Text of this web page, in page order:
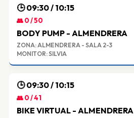
🕒 09:30 / 10:15
👥 0 / 50
BODY PUMP - ALMENDRERA
ZONA: ALMENDRERA - SALA 2-3
MONITOR: SILVIA
🕒 09:30 / 10:15
👥 0 / 41
BIKE VIRTUAL - ALMENDRERA